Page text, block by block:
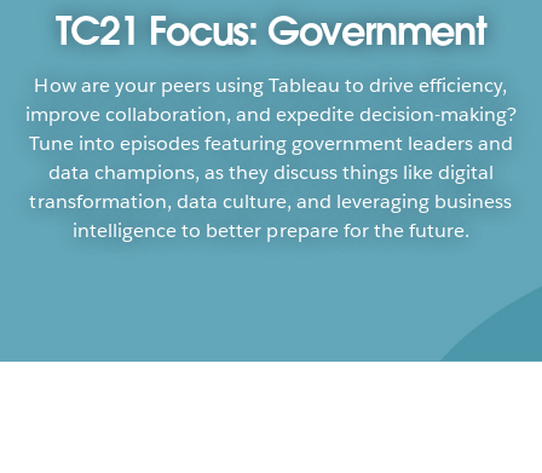
TC21 Focus: Government
How are your peers using Tableau to drive efficiency,
improve collaboration, and expedite decision-making?
Tune into episodes featuring government leaders and
data champions, as they discuss things like digital
transformation, data culture, and leveraging business
intelligence to better prepare for the future.